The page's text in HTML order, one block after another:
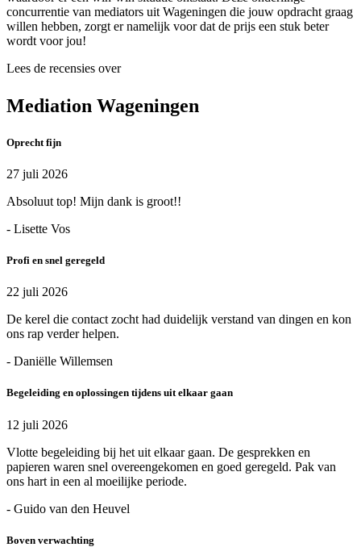
concurrentie van mediators uit Wageningen die jouw opdracht graag
willen hebben, zorgt er namelijk voor dat de prijs een stuk beter
wordt voor jou!
Lees de recensies over
Mediation Wageningen
Oprecht fijn
27 juli 2026
Absoluut top! Mijn dank is groot!!
- Lisette Vos
Profi en snel geregeld
22 juli 2026
De kerel die contact zocht had duidelijk verstand van dingen en kon
ons rap verder helpen.
- Daniëlle Willemsen
Begeleiding en oplossingen tijdens uit elkaar gaan
12 juli 2026
Vlotte begeleiding bij het uit elkaar gaan. De gesprekken en
papieren waren snel overeengekomen en goed geregeld. Pak van
ons hart in een al moeilijke periode.
- Guido van den Heuvel
Boven verwachting